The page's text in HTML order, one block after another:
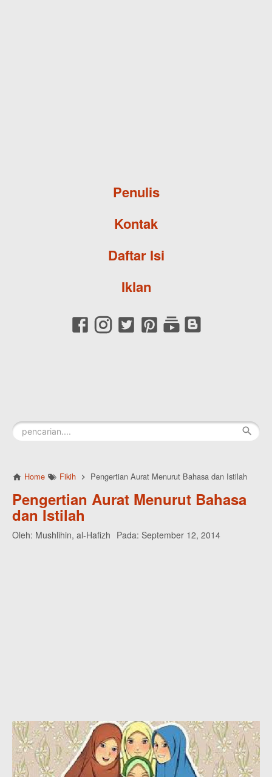
Penulis
Kontak
Daftar Isi
Iklan
Home Fikih Pengertian Aurat Menurut Bahasa dan Istilah
Pengertian Aurat Menurut Bahasa
dan Istilah
Oleh: Mushlihin, al-Hafizh Pada: September 12, 2014